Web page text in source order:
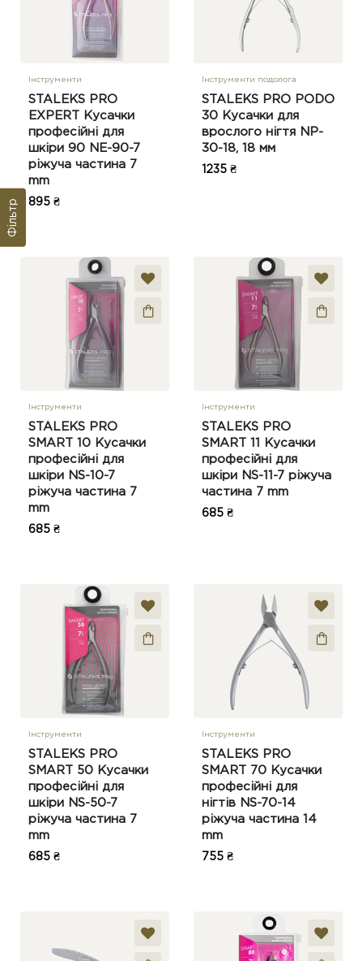
Фільтр
Інструменти
STALEKS PRO
EXPERT Кусачки
професійні для
шкіри 90 NE-90-7
ріжуча частина 7
mm
895 ₴
Інструменти подолога
STALEKS PRO PODO
30 Кусачки для
врослого нігтя NP-
30-18, 18 мм
1235 ₴
Інструменти
STALEKS PRO
SMART 10 Кусачки
професійні для
шкіри NS-10-7
ріжуча частина 7
mm
685 ₴
Інструменти
STALEKS PRO
SMART 11 Кусачки
професійні для
шкіри NS-11-7 ріжуча
частина 7 mm
685 ₴
Інструменти
STALEKS PRO
SMART 50 Кусачки
професійні для
шкіри NS-50-7
ріжуча частина 7
mm
685 ₴
Інструменти
STALEKS PRO
SMART 70 Кусачки
професійні для
нігтів NS-70-14
ріжуча частина 14
mm
755 ₴